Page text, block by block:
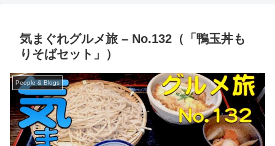
気まぐれグルメ旅 – No.132（「鴨玉丼も
りそばセット」）
People & Blogs